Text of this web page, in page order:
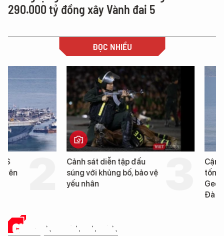
290.000 tỷ đồng xây Vành đai 5
ĐỌC NHIỀU
Cảnh sát diễn tập đấu
súng với khủng bố, bảo vệ
Cận cảnh chiến hạm
tống tàu sân bay USS
George Washington
CHUYỆN DOANH NHÂN